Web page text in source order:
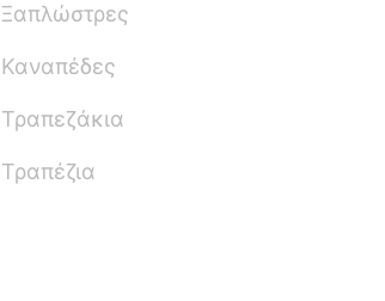
Ξαπλώστρες
Καναπέδες
Τραπεζάκια
Τραπέζια